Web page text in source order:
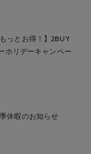
もっとお得！】2BUY
ホリデーキャンペー
季休暇のお知らせ